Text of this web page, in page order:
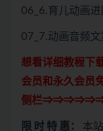
06_6.育儿动画
07_7.动画音频
想看详细教程下
会员和永久会
侧栏
限 时 特 惠： 本